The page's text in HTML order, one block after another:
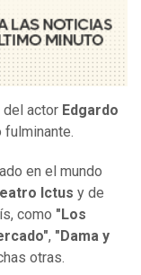
del actor Edgardo
fulminante.
en el mundo
Ictus y de
como "Los
, "Dama y
otras.